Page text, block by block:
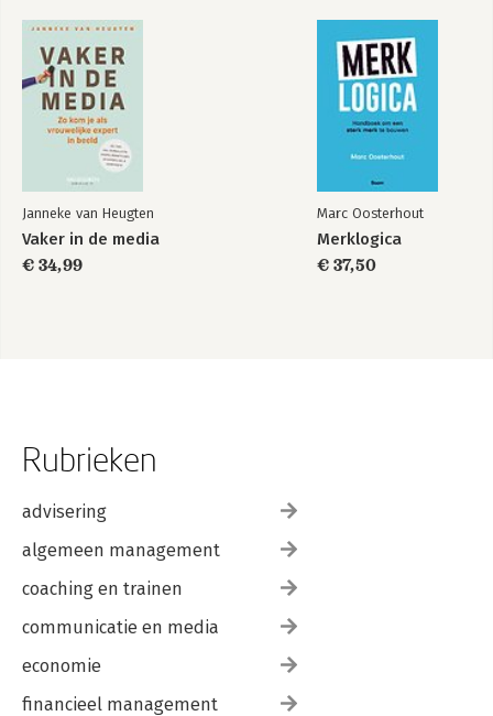
Janneke van Heugten
Vaker in de media
€ 34,99
Marc Oosterhout
Merklogica
€ 37,50
Rubrieken
advisering
algemeen management
coaching en trainen
communicatie en media
economie
financieel management